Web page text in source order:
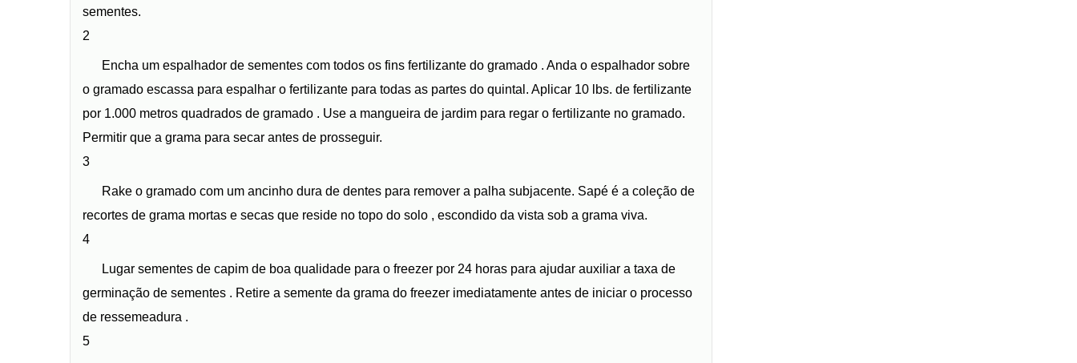
sementes.
2
Encha um espalhador de sementes com todos os fins fertilizante do gramado . Anda o espalhador sobre
o gramado escassa para espalhar o fertilizante para todas as partes do quintal. Aplicar 10 lbs. de fertilizante
por 1.000 metros quadrados de gramado . Use a mangueira de jardim para regar o fertilizante no gramado.
Permitir que a grama para secar antes de prosseguir.
3
Rake o gramado com um ancinho dura de dentes para remover a palha subjacente. Sapé é a coleção de
recortes de grama mortas e secas que reside no topo do solo , escondido da vista sob a grama viva.
4
Lugar sementes de capim de boa qualidade para o freezer por 24 horas para ajudar auxiliar a taxa de
germinação de sementes . Retire a semente da grama do freezer imediatamente antes de iniciar o processo
de ressemeadura .
5